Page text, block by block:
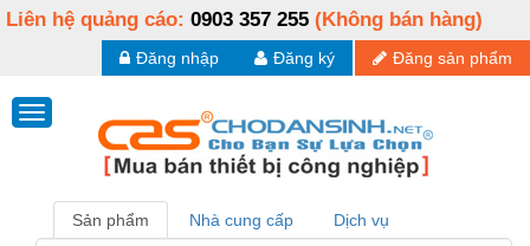
Liên hệ quảng cáo: 0903 357 255 (Không bán hàng)
Đăng sản phẩm
Đăng ký
Đăng nhập
Sản phẩm Nhà cung cấp Dịch vụ